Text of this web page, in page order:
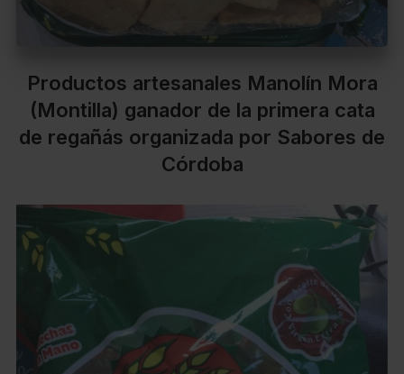
Productos artesanales Manolín Mora
(Montilla) ganador de la primera cata
de regañás organizada por Sabores de
Córdoba